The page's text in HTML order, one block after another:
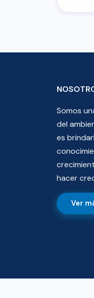
Somos
del
es
hacer
Ver